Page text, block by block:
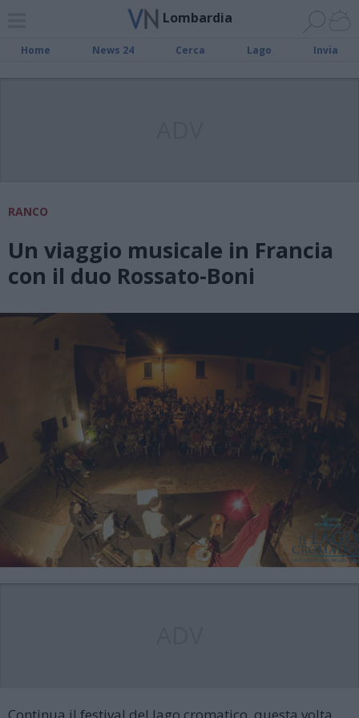
Lombardia
Home News 24 Cerca Lago Invia
RANCO
Un viaggio musicale in Francia
con il duo Rossato-Boni